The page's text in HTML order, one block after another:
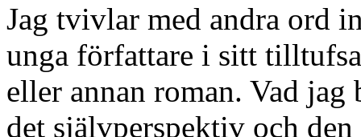
Jag tvivlar med andra ord
unga författare i sitt
eller annan roman. Vad
det självperspektiv och